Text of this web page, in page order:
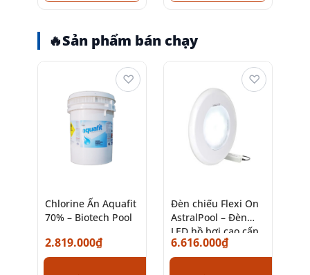
🔥Sản phẩm bán chạy
Chlorine Ấn Aquafit
70% – Biotech Pool
2.819.000₫
♡
Đèn chiếu Flexi On
AstralPool – Đèn
LED hồ bơi cao cấp
chính hãng
6.616.000₫
♡